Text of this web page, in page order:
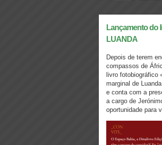
Lançamento do
LUANDA
Depois de terem
compassos de
livro fotobiográfico
marginal de
e conta com a
a cargo de
oportunidade para